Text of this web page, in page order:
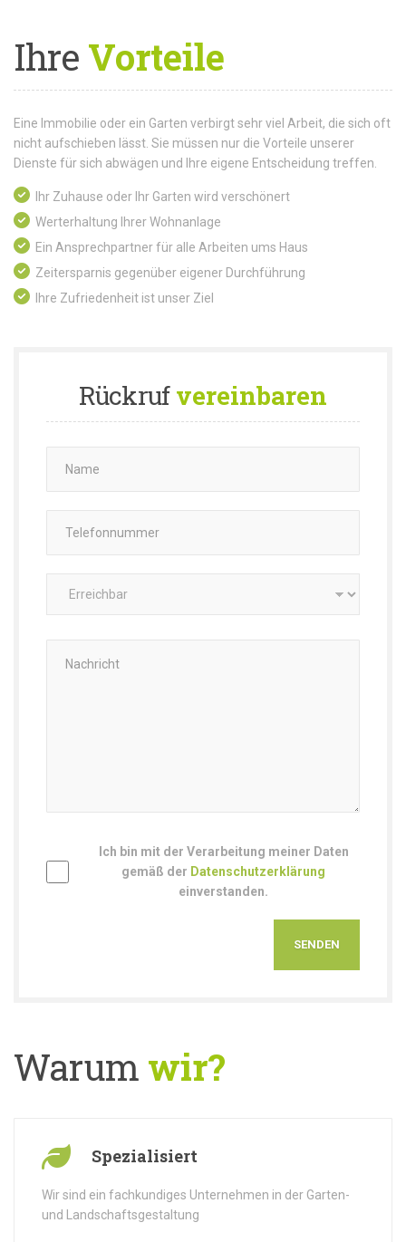
IhreVorteile
Eine Immobilie oder ein Garten verbirgt sehr viel Arbeit, die sich oft
nicht aufschieben lässt. Sie müssen nur die Vorteile unserer
Dienste für sich abwägen und Ihre eigene Entscheidung treffen.
Ihr Zuhause oder Ihr Garten wird verschönert
Werterhaltung Ihrer Wohnanlage
Ein Ansprechpartner für alle Arbeiten ums Haus
Zeitersparnis gegenüber eigener Durchführung
Ihre Zufriedenheit ist unser Ziel
Rückrufvereinbaren
Ich bin mit der Verarbeitung meiner Daten
gemäß der Datenschutzerklärung
einverstanden.
Warum wir?
Spezialisiert
Wir sind ein fachkundiges Unternehmen in der Garten-
und Landschaftsgestaltung